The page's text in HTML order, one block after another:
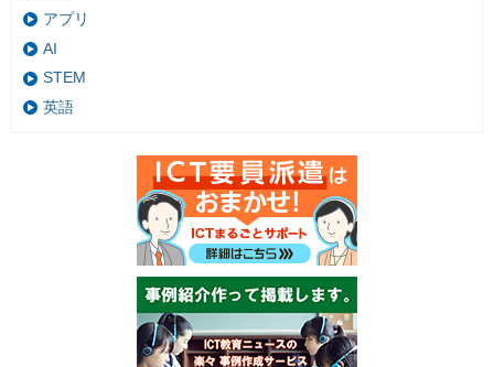
アプリ
AI
STEM
英語